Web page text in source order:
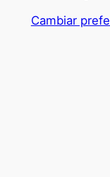
Cambiar